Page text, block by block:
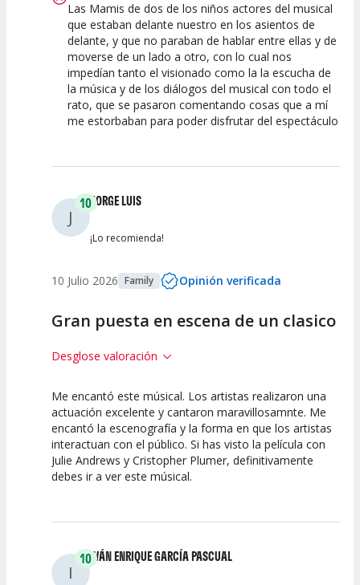
Las Mamis de dos de los niños actores del musical
que estaban delante nuestro en los asientos de
delante, y que no paraban de hablar entre ellas y de
moverse de un lado a otro, con lo cual nos
impedían tanto el visionado como la la escucha de
la música y de los diálogos del musical con todo el
rato, que se pasaron comentando cosas que a mí
me estorbaban para poder disfrutar del espectáculo
J
10JORGE LUIS
¡Lo recomienda!
10 Julio 2026 Family Opinión verificada
Gran puesta en escena de un clasico
Desglose valoración
10
Calidad del
Espectáculo
10
Puesta en
Escena
10
Interpretación
artística
Me encantó este músical. Los artistas realizaron una
actuación excelente y cantaron maravillosamnte. Me
encantó la escenografía y la forma en que los artistas
interactuan con el público. Si has visto la película con
Julie Andrews y Cristopher Plumer, definitivamente
debes ir a ver este músical.
I
10IVÁN ENRIQUE GARCÍA PASCUAL